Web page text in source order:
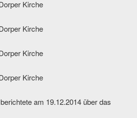
berichtete am 19.12.2014 über das